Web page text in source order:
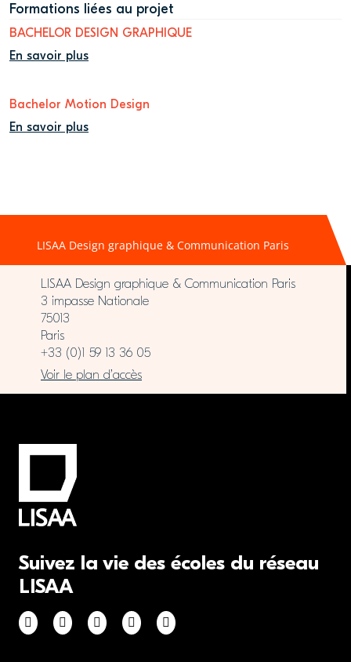
Formations liées au projet
BACHELOR DESIGN GRAPHIQUE
En savoir plus
Bachelor Motion Design
En savoir plus
LISAA Design graphique & Communication Paris
LISAA Design graphique & Communication Paris
3 impasse Nationale
75013
Paris
+33 (0)1 59 13 36 05
Voir le plan d’accès
Suivez la vie des écoles du réseau
LISAA